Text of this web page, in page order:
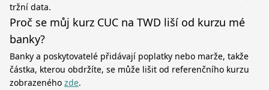
tržní data.
Proč se můj kurz CUC na TWD liší od kurzu mé
banky?
Banky a poskytovatelé přidávají poplatky nebo marže, takže
částka, kterou obdržíte, se může lišit od referenčního kurzu
zobrazeného zde.